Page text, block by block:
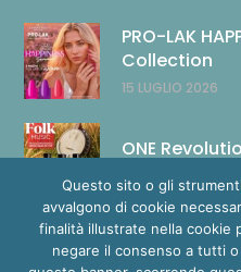
15 LUGLIO 2026
PRO-LAK
Collection
14 LUGLIO 2026
ONE
Questo sito o gli
avvalgono di cookie
finalità illustrate nella cookie
negare il consenso a tutti